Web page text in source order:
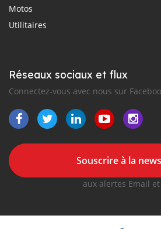
Motos
Utilitaires
Réseaux sociaux et flux
Connectez-vous avec nous sur
Souscrire à la
aux alertes Email et